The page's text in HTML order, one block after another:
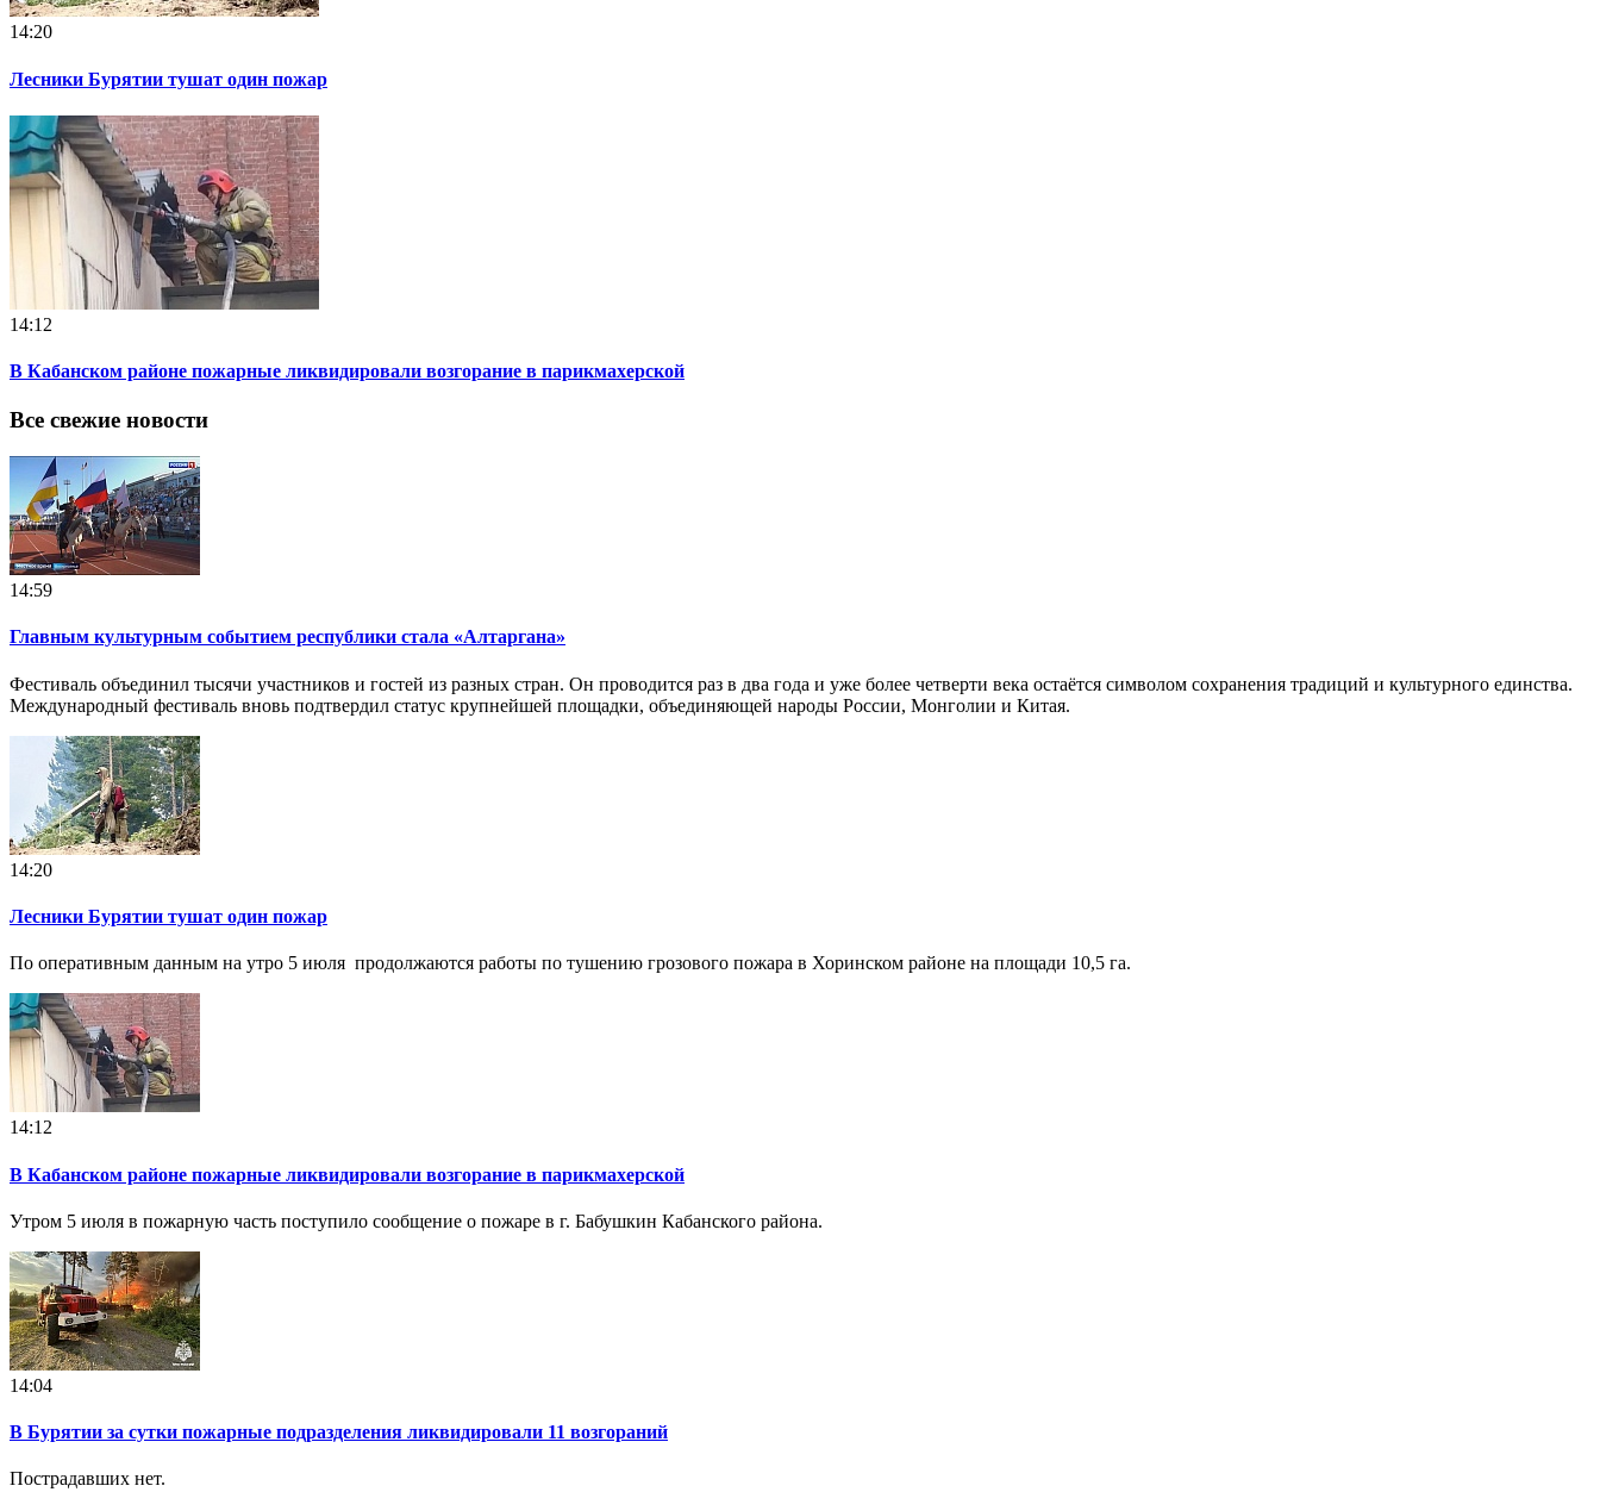
14:20
Лесники Бурятии тушат один пожар
14:12
В Кабанском районе пожарные ликвидировали возгорание в парикмахерской
Все свежие новости
14:59
Главным культурным событием республики стала «Алтаргана»
Фестиваль объединил тысячи участников и гостей из разных стран. Он проводится раз в два года и уже более четверти века остаётся символом сохранения традиций и культурного единства.
Международный фестиваль вновь подтвердил статус крупнейшей площадки, объединяющей народы России, Монголии и Китая.
14:20
Лесники Бурятии тушат один пожар
По оперативным данным на утро 5 июля продолжаются работы по тушению грозового пожара в Хоринском районе на площади 10,5 га.
14:12
В Кабанском районе пожарные ликвидировали возгорание в парикмахерской
Утром 5 июля в пожарную часть поступило сообщение о пожаре в г. Бабушкин Кабанского района.
14:04
В Бурятии за сутки пожарные подразделения ликвидировали 11 возгораний
Пострадавших нет.